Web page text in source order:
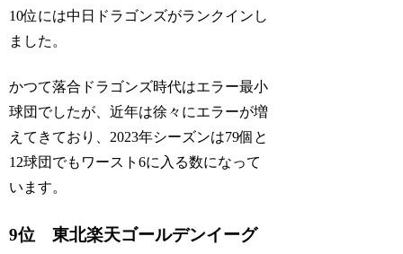
10位には中日ドラゴンズがランクインし
ました。
かつて落合ドラゴンズ時代はエラー最小
球団でしたが、近年は徐々にエラーが増
えてきており、2023年シーズンは79個と
12球団でもワースト6に入る数になって
います。
9位 東北楽天ゴールデンイーグ